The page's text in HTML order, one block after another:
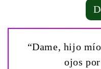
“Dame, hijo
ojos